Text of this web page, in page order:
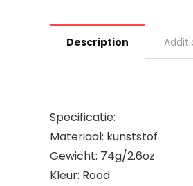
Description
Specificatie:
Materiaal: kunststof
Gewicht: 74g/2.6oz
Kleur: Rood